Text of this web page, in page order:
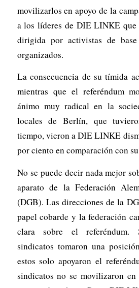
movilizarlos en apoyo de la
a los líderes de DIE LINKE que
dirigida por activistas de
organizados.
La consecuencia de su tímida
mientras que el referéndum
ánimo muy radical en la
locales de Berlín, que
tiempo, vieron a DIE LINKE
por ciento en comparación con
No se puede decir nada mejor
aparato de la Federación
(DGB). Las direcciones de la
papel cobarde y la federación
clara sobre el referéndum.
sindicatos tomaron una
estos solo apoyaron el
sindicatos no se movilizaron